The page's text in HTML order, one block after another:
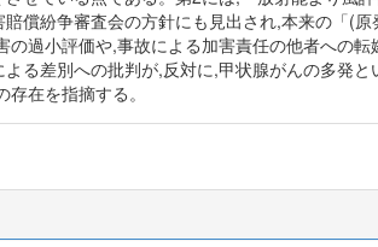
償紛争審査会の方針にも見出され,本来の「(
の過小評価や,事故による加害責任の他者への
る差別への批判が,反対に,甲状腺がんの多発
在を指摘する。